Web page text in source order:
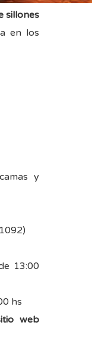
sillones
en los
y
13:00
hs
web